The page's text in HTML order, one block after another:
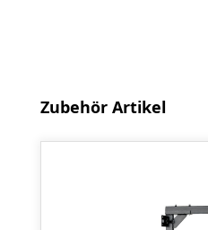
Produktgalerie überspringen
Zubehör Artikel